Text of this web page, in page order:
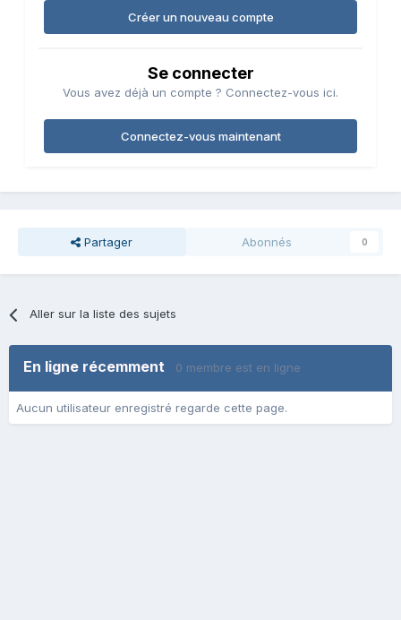
Créer un nouveau compte
Se connecter
Vous avez déjà un compte ? Connectez-vous ici.
Connectez-vous maintenant
Partager Abonnés 0
Aller sur la liste des sujets
En ligne récemment 0 membre est en ligne
Aucun utilisateur enregistré regarde cette page.